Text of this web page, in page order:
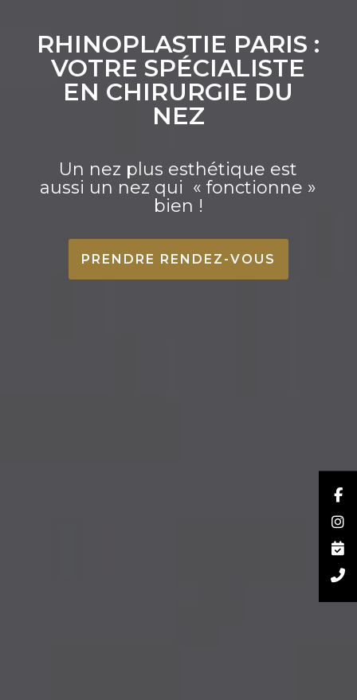
RHINOPLASTIE PARIS :
VOTRE SPÉCIALISTE
EN CHIRURGIE DU
NEZ
Un nez plus esthétique est
aussi un nez qui «fonctionne »
bien !
PRENDRE RENDEZ-VOUS